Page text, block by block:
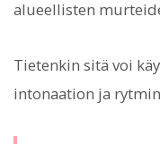
alueellisten
Tietenkin sitä voi
intonaation ja